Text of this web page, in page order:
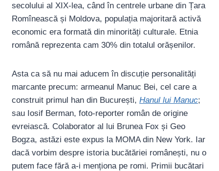
secolului al XIX-lea, când în centrele urbane din Țara
Romînească și Moldova, populația majoritară activă
economic era formată din minorități culturale. Etnia
română reprezenta cam 30% din totalul orășenilor.
Asta ca să nu mai aducem în discuție personalități
marcante precum: armeanul Manuc Bei, cel care a
construit primul han din București, Hanul lui Manuc;
sau Iosif Berman, foto-reporter român de origine
evreiască. Colaborator al lui Brunea Fox și Geo
Bogza, astăzi este expus la MOMA din New York. Iar
dacă vorbim despre istoria bucătăriei românești, nu o
putem face fără a-i menționa pe romi. Primii bucătari